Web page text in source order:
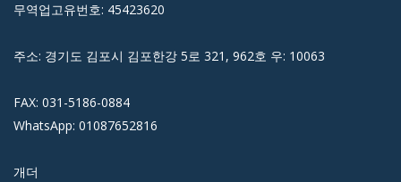
무역업고유번호: 45423620
주소: 경기도 김포시 김포한강 5로 321, 962호 우: 10063
FAX: 031-5186-0884
WhatsApp: 01087652816
개더